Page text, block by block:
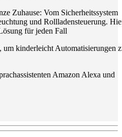
Zuhause: Vom Sicherheitssystem
und Rollladensteuerung.
für jeden Fall
kinderleicht Automatisierungen
Amazon Alexa und